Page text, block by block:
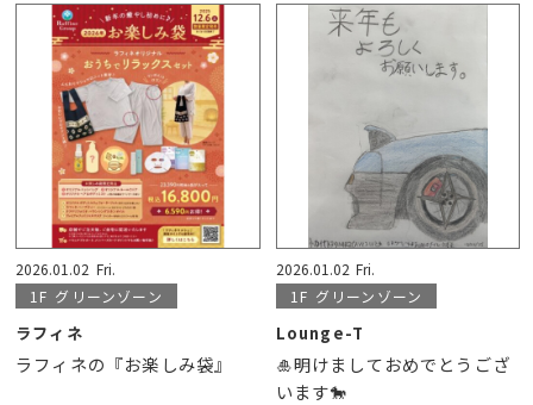
2026.01.02 Fri.
1F グリーンゾーン
ラフィネ
ラフィネの『お楽しみ袋』
2026.01.02 Fri.
1F グリーンゾーン
Lounge-T
🎍明けましておめでとうござ
います🐎